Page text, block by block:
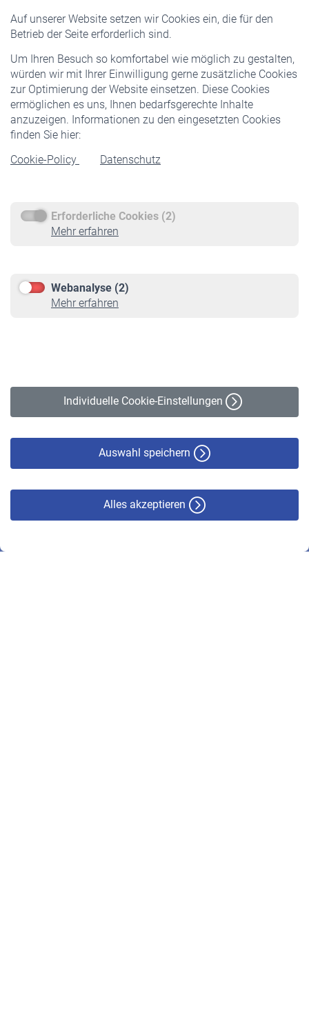
Auf unserer Website setzen wir Cookies ein, die für den
Betrieb der Seite erforderlich sind.
Um Ihren Besuch so komfortabel wie möglich zu gestalten,
würden wir mit Ihrer Einwilligung gerne zusätzliche Cookies
zur Optimierung der Website einsetzen. Diese Cookies
ermöglichen es uns, Ihnen bedarfsgerechte Inhalte
anzuzeigen. Informationen zu den eingesetzten Cookies
finden Sie hier:
Cookie-Policy
Datenschutz
Erforderliche Cookies (2)
Mehr erfahren
Webanalyse (2)
Mehr erfahren
Individuelle Cookie-Einstellungen
Auswahl speichern
Alles akzeptieren
Pflichtversicherung
Staatliche Förderung
Veranstaltungen
Rentner
Rentenbeginn
Rente beantragen
Service
Informationen
Online-Rechner
VBLnewsletter
Erklärung zur Barrierefreiheit
© VBL 2026